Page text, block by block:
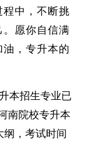
中，不断挑
愿你自信满
，专升本的
本招生专业已
南院校专升本
纲，考试时间